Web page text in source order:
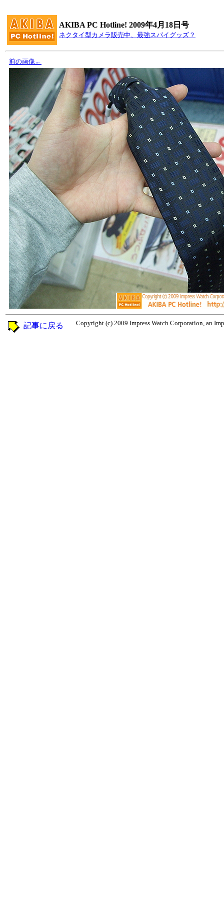
AKIBA PC Hotline! 2009年4月18日号
ネクタイ型カメラ販売中、最強スパイグッズ？
前の画像←
記事に戻る Copyright (c) 2009 Impress Watch Corporation, an